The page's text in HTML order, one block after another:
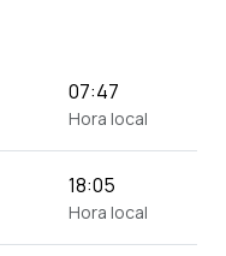
07:47
Hora local
18:05
Hora local